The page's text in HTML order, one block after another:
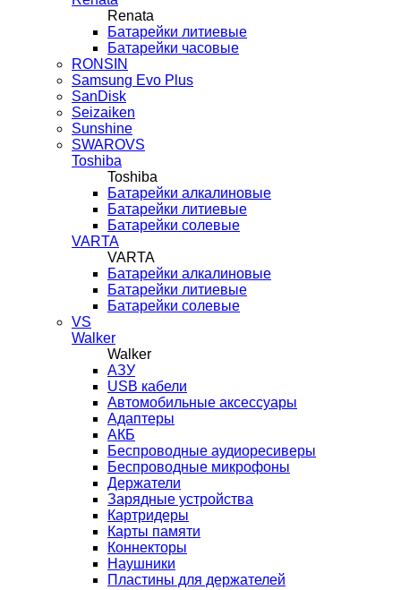
Renata
Батарейки литиевые
Батарейки часовые
RONSIN
Samsung Evo Plus
SanDisk
Seizaiken
Sunshine
SWAROVS
Toshiba
Toshiba
Батарейки алкалиновые
Батарейки литиевые
Батарейки солевые
VARTA
VARTA
Батарейки алкалиновые
Батарейки литиевые
Батарейки солевые
VS
Walker
Walker
AЗУ
USB кабели
Автомобильные аксессуары
Адаптеры
АКБ
Беспроводные аудиоресиверы
Беспроводные микрофоны
Держатели
Зарядные устройства
Картридеры
Карты памяти
Коннекторы
Наушники
Пластины для держателей